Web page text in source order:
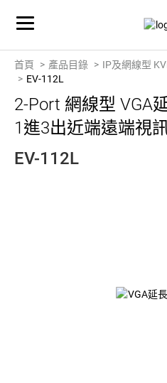
首頁 產品目錄
IP及網線型
EV-112L
2-Port 網線型 VGA
1進3出近端遠端視
EV-112L